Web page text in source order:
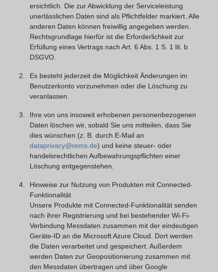
ersichtlich. Die zur Abwicklung der Serviceleistung
unerlässlichen Daten sind als Pflichtfelder markiert. Alle
anderen Daten können freiwillig angegeben werden.
Rechtsgrundlage hierfür ist die Erforderlichkeit zur
Erfüllung eines Vertrags nach Art. 6 Abs. 1 S. 1 lit. b
DSGVO.
Es besteht jederzeit die Möglichkeit Änderungen im
Benutzerkonto vorzunehmen oder die Löschung zu
veranlassen.
Ihre von uns insoweit erhobenen personenbezogenen
Daten löschen wir, sobald Sie uns mitteilen, dass Sie
dies wünschen (z. B. durch E-Mail an
dataprivacy@rems.de) und keine steuer- oder
handelsrechtlichen Aufbewahrungspflichten einer
Löschung entgegenstehen.
Hinweise zur Nutzung von Produkten mit Connected-
Funktionalität
Unsere Produkte mit Connected-Funktionalität senden
nach ihrer Registrierung und bei bestehender Wi-Fi-
Verbindung Messdaten zusammen mit der eindeutigen
Geräte-ID an die Microsoft Azure Cloud. Dort werden
die Daten verarbeitet und gespeichert. Außerdem
werden Daten zur Geopositionierung zusammen mit
den Messdaten übertragen und über Google